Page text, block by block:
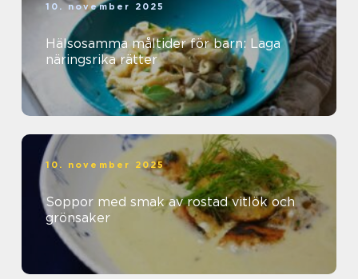
10. november 2025
Hälsosamma måltider för barn: Laga
näringsrika rätter
10. november 2025
Soppor med smak av rostad vitlök och
grönsaker